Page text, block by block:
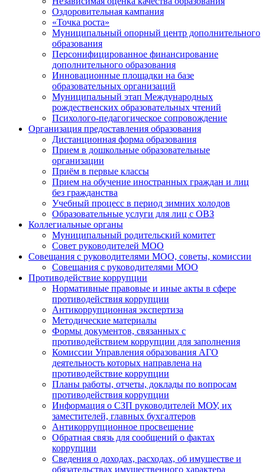
Оздоровительная кампания
«Точка роста»
Муниципальный опорный центр дополнительного
образования
Персонифицированное финансирование
дополнительного образования
Инновационные площадки на базе
образовательных организаций
Муниципальный этап Международных
рождественских образовательных чтений
Психолого-педагогическое сопровождение
Организация предоставления образования
Дистанционная форма образования
Прием в дошкольные образовательные
организации
Приём в первые классы
Прием на обучение иностранных граждан и лиц
без гражданства
Учебный процесс в период зимних холодов
Образовательные услуги для лиц с ОВЗ
Коллегиальные органы
Муниципальный родительский комитет
Совет руководителей МОО
Совещания с руководителями МОО, советы, комиссии
Совещания с руководителями МОО
Противодействие коррупции
Нормативные правовые и иные акты в сфере
противодействия коррупции
Антикоррупционная экспертиза
Методические материалы
Формы документов, связанных с
противодействием коррупции для заполнения
Комиссии Управления образования АГО
деятельность которых направлена на
противодействие коррупции
Планы работы, отчеты, доклады по вопросам
противодействия коррупции
Информация о СЗП руководителей МОУ, их
заместителей, главных бухгалтеров
Антикоррупционное просвещение
Обратная связь для сообщений о фактах
коррупции
Сведения о доходах, расходах, об имуществе и
обязательствах имущественного характера